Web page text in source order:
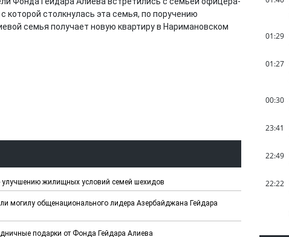
столкнулась эта семья, по поручению
семья получает новую квартиру в Наримановском
жилищных условий семей шехидов
могилу общенационального лидера Азербайджана Гейдара
подарки от Фонда Гейдара Алиева
01:29
01:27
00:30
23:41
22:49
22:22